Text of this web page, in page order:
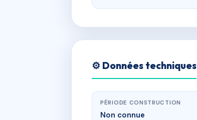
⚙️ Données techniques
PÉRIODE CONSTRUCTION
Non connue